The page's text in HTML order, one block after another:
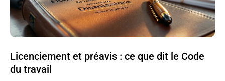
Licenciement et préavis : ce que dit le Code
du travail